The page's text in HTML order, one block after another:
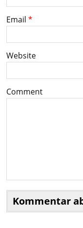
Email *
Website
Comment